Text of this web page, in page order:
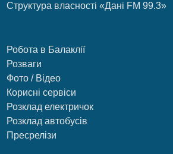
Структура власності «Дані FM 99.3»
Робота в Балаклії
Розваги
Фото / Відео
Корисні сервіси
Розклад електричок
Розклад автобусів
Пресрелізи